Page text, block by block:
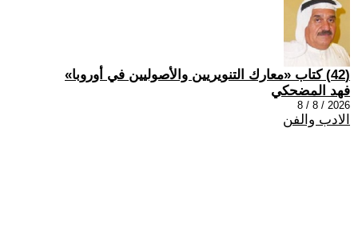
(42) كتاب «معارك التنويريين والأصوليين في أوروبا»
فهد المضحكي
2026 / 8 / 8
الادب والفن